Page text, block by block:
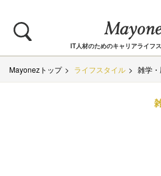
IT人材のためのキャリアライフ
Mayonezトップ ライフスタイル 雑学・